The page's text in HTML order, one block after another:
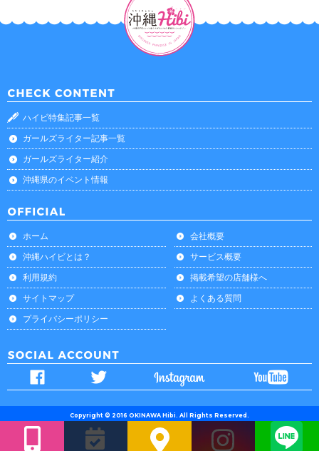
ハイビ特集記事一覧
ガールズライター記事一覧
ガールズライター紹介
沖縄県のイベント情報
ホーム
会社概要
沖縄ハイビとは？
サービス概要
利用規約
掲載希望の店舗様へ
サイトマップ
よくある質問
プライバシーポリシー
Copyright © 2016 OKINAWA Hibi. All Rights Reserved.